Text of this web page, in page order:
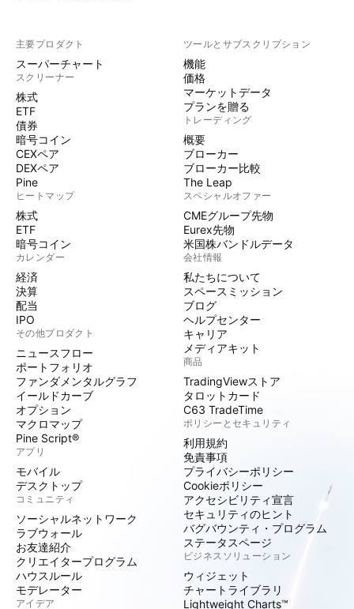
主要プロダクト
スーパーチャート
スクリーナー
株式
ETF
債券
暗号コイン
CEXペア
DEXペア
Pine
ヒートマップ
株式
ETF
暗号コイン
カレンダー
経済
決算
配当
IPO
その他プロダクト
ニュースフロー
ポートフォリオ
ファンダメンタルグラフ
イールドカーブ
オプション
マクロマップ
Pine Script®
アプリ
モバイル
デスクトップ
コミュニティ
ソーシャルネットワーク
ラブウォール
お友達紹介
クリエイタープログラム
ハウスルール
モデレーター
アイデア
ツールとサブスクリプション
機能
価格
マーケットデータ
プランを贈る
トレーディング
概要
ブローカー
ブローカー比較
The Leap
スペシャルオファー
CMEグループ先物
Eurex先物
米国株バンドルデータ
会社情報
私たちについて
スペースミッション
ブログ
ヘルプセンター
キャリア
メディアキット
商品
TradingViewストア
タロットカード
C63 TradeTime
ポリシーとセキュリティ
利用規約
免責事項
プライバシーポリシー
Cookieポリシー
アクセシビリティ宣言
セキュリティのヒント
バグバウンティ・プログラム
ステータスページ
ビジネスソリューション
ウィジェット
チャートライブラリ
Lightweight Charts™